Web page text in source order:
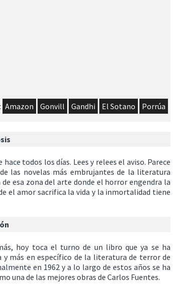
Amazon Gonvill Gandhi El Sotano Porrúa
todos los días. Lees y relees el aviso. Parece
las novelas más embrujantes de la literatura
esa zona del arte donde el horror engendra la
el amor sacrifica la vida y la inmortalidad tiene
hoy toca el turno de un libro que ya se ha
más en específico de la literatura de terror de
en 1962 y a lo largo de estos años se ha
una de las mejores obras de Carlos Fuentes.